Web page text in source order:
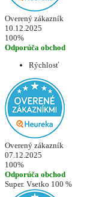
Overený zákazník
10.12.2025
100%
Odporúča obchod
Rýchlosť
Overený zákazník
07.12.2025
100%
Odporúča obchod
Super. Vsetko 100 %